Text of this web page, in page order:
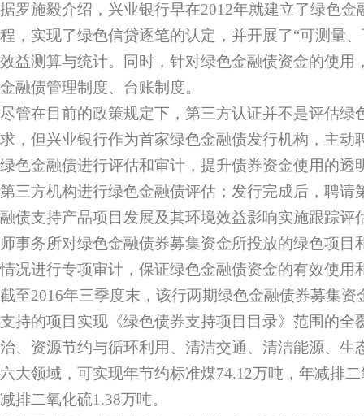
据罗施毅介绍，兴业银行早在2012年就建立了绿色
程，实现了绿色信贷逐笔的认定，并开展了“可测量
效益测算与统计。同时，针对绿色金融债资金的使用
金融债管理制度、台账制度。
尽管在目前的政策规定下，第三方认证并不是评估绿
求，但兴业银行作为首家绿色金融债发行机构，主动
绿色金融债进行评估和审计，提升债券资金使用的透
第三方机构进行绿色金融债评估；发行完成后，聘请
融债支持产品项目发展及其环境效益影响实施跟踪评
师事务所对绿色金融债券募集资金所投放的绿色项目
情况进行专项审计，保证绿色金融债资金的有效使用
截至2016年三季度末，该行两期绿色金融债券募集资
支持的项目实现《绿色债券支持项目目录》范围的全
治、资源节约与循环利用、清洁交通、清洁能源、生
六大领域，可实现年节约标准煤74.12万吨，年减排
减排二氧化硫1.38万吨。